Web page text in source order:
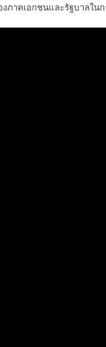
ภาคเอกชนและรัฐบาลใน